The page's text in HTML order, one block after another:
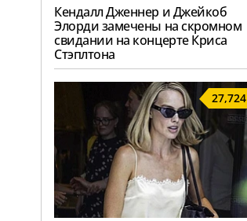
Кендалл Дженнер и Джейкоб
Элорди замечены на скромном
свидании на концерте Криса
Стэплтона
27,724